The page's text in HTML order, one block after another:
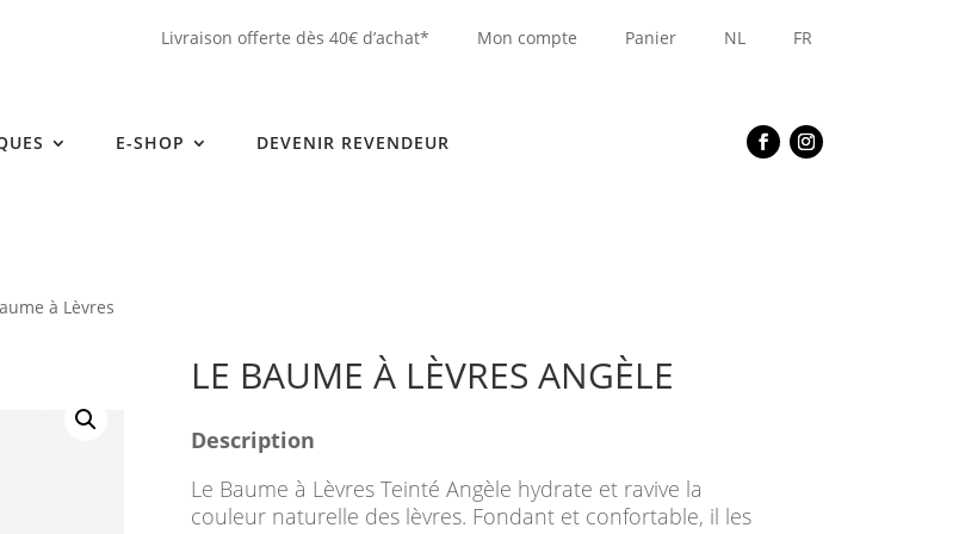
Livraison offerte dès 40€ d’achat* Mon compte Panier NL FR
E-SHOP
DEVENIR REVENDEUR
à Lèvres
LE BAUME À LÈVRES ANGÈLE
Description
Le Baume à Lèvres Teinté Angèle hydrate et ravive la
couleur naturelle des lèvres. Fondant et confortable, il les